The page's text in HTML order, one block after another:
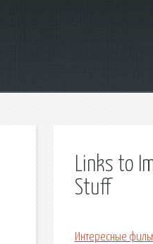
Links to
Stuff
Интересные